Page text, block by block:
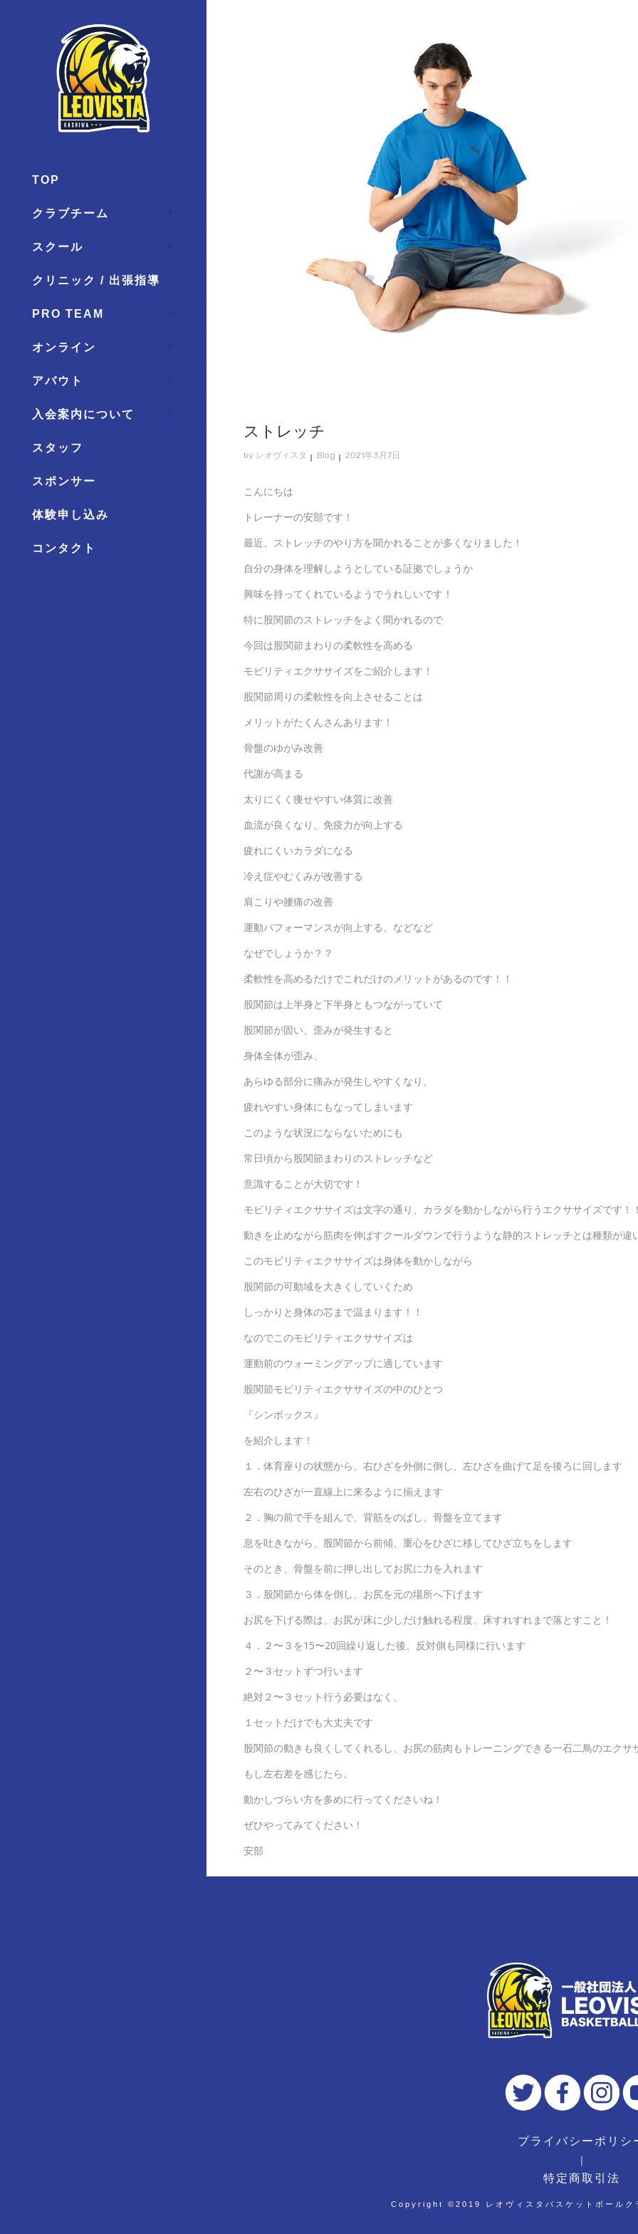
TOP
クラブチーム
スクール
クリニック / 出張指導
PRO TEAM
オンライン
アバウト
入会案内について
スタッフ
スポンサー
体験申し込み
コンタクト
ストレッチ
by レオヴィスタ Blog 2021年3月7日
こんにちは
トレーナーの安部です！
最近、ストレッチのやり方を聞かれることが多くなりました！
自分の身体を理解しようとしている証拠でしょうか
興味を持ってくれているようでうれしいです！
特に股関節のストレッチをよく聞かれるので
今回は股関節まわりの柔軟性を高める
モビリティエクササイズをご紹介します！
股関節周りの柔軟性を向上させることは
メリットがたくんさんあります！
骨盤のゆがみ改善
代謝が高まる
太りにくく痩せやすい体質に改善
血流が良くなり、免疫力が向上する
疲れにくいカラダになる
冷え症やむくみが改善する
肩こりや腰痛の改善
運動パフォーマンスが向上する、などなど
なぜでしょうか？？
柔軟性を高めるだけでこれだけのメリットがあるのです！！
股関節は上半身と下半身ともつながっていて
股関節が固い、歪みが発生すると
身体全体が歪み、
あらゆる部分に痛みが発生しやすくなり、
疲れやすい身体にもなってしまいます
このような状況にならないためにも
常日頃から股関節まわりのストレッチなど
意識することが大切です！
モビリティエクササイズは文字の通り、カラダを動かしながら行うエクササイズです！！
動きを止めながら筋肉を伸ばすクールダウンで行うような静的ストレッチとは種類が違
このモビリティエクササイズは身体を動かしながら
股関節の可動域を大きくしていくため
しっかりと身体の芯まで温まります！！
なのでこのモビリティエクササイズは
運動前のウォーミングアップに適しています
股関節モビリティエクササイズの中のひとつ
『シンボックス』
を紹介します！
１．体育座りの状態から、右ひざを外側に倒し、左ひざを曲げて足を後ろに回します
左右のひざが一直線上に来るように揃えます
２．胸の前で手を組んで、背筋をのばし、骨盤を立てます
息を吐きながら、股関節から前傾、重心をひざに移してひざ立ちをします
そのとき、骨盤を前に押し出してお尻に力を入れます
３．股関節から体を倒し、お尻を元の場所へ下げます
お尻を下げる際は、お尻が床に少しだけ触れる程度、床すれすれまで落とすこと！
４．２〜３を15〜20回繰り返した後、反対側も同様に行います
２〜３セットずつ行います
絶対２〜３セット行う必要はなく、
１セットだけでも大丈夫です
股関節の動きも良くしてくれるし、お尻の筋肉もトレーニングできる一石二鳥のエクサ
もし左右差を感じたら、
動かしづらい方を多めに行ってくださいね！
ぜひやってみてください！
安部
プライバシーポリシ
｜
特定商取引法
Copyright ©︎2019 レオヴィスタバスケットボール